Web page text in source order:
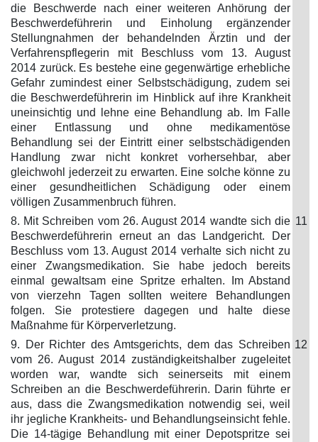
die Beschwerde nach einer weiteren Anhörung der
Beschwerdeführerin und Einholung ergänzender
Stellungnahmen der behandelnden Ärztin und der
Verfahrenspflegerin mit Beschluss vom 13. August
2014 zurück. Es bestehe eine gegenwärtige erhebliche
Gefahr zumindest einer Selbstschädigung, zudem sei
die Beschwerdeführerin im Hinblick auf ihre Krankheit
uneinsichtig und lehne eine Behandlung ab. Im Falle
einer Entlassung und ohne medikamentöse
Behandlung sei der Eintritt einer selbstschädigenden
Handlung zwar nicht konkret vorhersehbar, aber
gleichwohl jederzeit zu erwarten. Eine solche könne zu
einer gesundheitlichen Schädigung oder einem
völligen Zusammenbruch führen.
8. Mit Schreiben vom 26. August 2014 wandte sich die
Beschwerdeführerin erneut an das Landgericht. Der
Beschluss vom 13. August 2014 verhalte sich nicht zu
einer Zwangsmedikation. Sie habe jedoch bereits
einmal gewaltsam eine Spritze erhalten. Im Abstand
von vierzehn Tagen sollten weitere Behandlungen
folgen. Sie protestiere dagegen und halte diese
Maßnahme für Körperverletzung.
11
9. Der Richter des Amtsgerichts, dem das Schreiben
vom 26. August 2014 zuständigkeitshalber zugeleitet
worden war, wandte sich seinerseits mit einem
Schreiben an die Beschwerdeführerin. Darin führte er
aus, dass die Zwangsmedikation notwendig sei, weil
ihr jegliche Krankheits- und Behandlungseinsicht fehle.
Die 14-tägige Behandlung mit einer Depotspritze sei
12